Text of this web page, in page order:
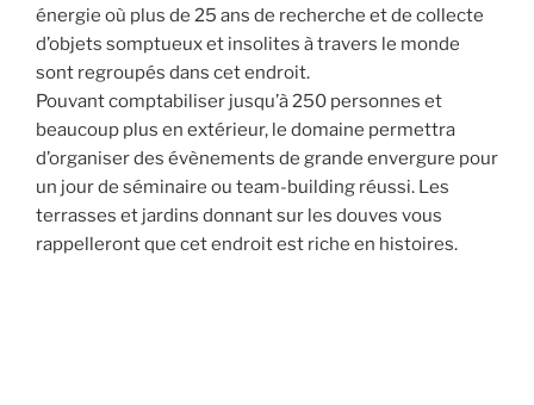
énergie où plus de 25 ans de recherche et de collecte
d’objets somptueux et insolites à travers le monde
sont regroupés dans cet endroit.
Pouvant comptabiliser jusqu’à 250 personnes et
beaucoup plus en extérieur, le domaine permettra
d’organiser des évènements de grande envergure pour
un jour de séminaire ou team-building réussi. Les
terrasses et jardins donnant sur les douves vous
rappelleront que cet endroit est riche en histoires.